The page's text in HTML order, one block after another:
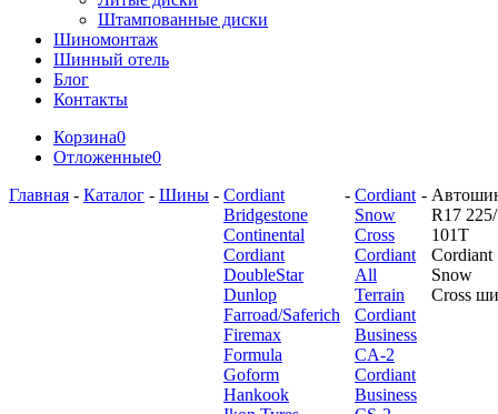
Штампованные диски
Шиномонтаж
Шинный отель
Блог
Контакты
Корзина0
Отложенные0
Главная - Каталог - Шины - Cordiant
Bridgestone
Continental
Cordiant
DoubleStar
Dunlop
Farroad/Saferich
Firemax
Formula
Goform
Hankook
- Cordiant
Snow
Cross
Cordiant
All
Terrain
Cordiant
Business
CA-2
Cordiant
Business
-
R17
101T
Cordiant
Snow
Cross